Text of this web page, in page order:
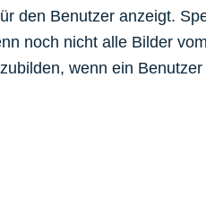
den Benutzer anzeigt.
noch nicht alle Bilder
wenn ein